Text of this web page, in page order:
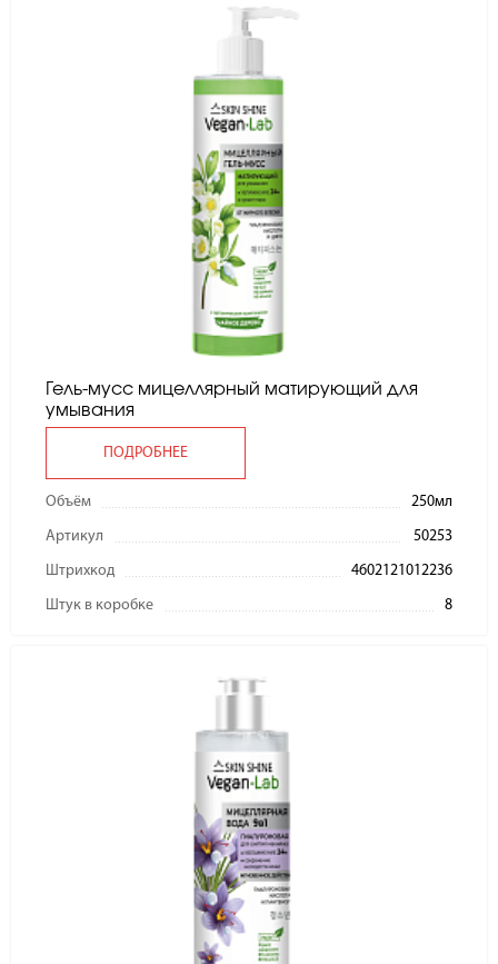
Гель-мусс мицеллярный матирующий для
умывания
ПОДРОБНЕЕ
Объём 250мл
Артикул 50253
Штрихкод 4602121012236
Штук в коробке 8